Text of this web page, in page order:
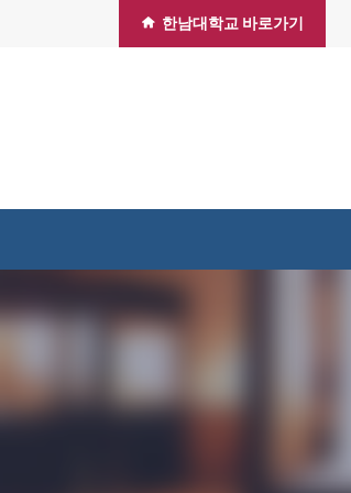
한남대학교 바로가기